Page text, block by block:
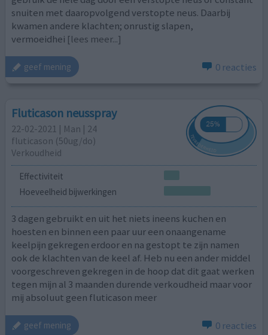
snuiten met daaropvolgend verstopte neus. Daarbij
kwamen andere klachten; onrustig slapen,
vermoeidhei [lees meer...]
geef mening 0 reacties
Fluticason neusspray
22-02-2021 | Man | 24
fluticason (50ug/do)
Verkoudheid
Effectiviteit
Hoeveelheid bijwerkingen
3 dagen gebruikt en uit het niets ineens kuchen en
hoesten en binnen een paar uur een onaangename
keelpijn gekregen erdoor en na gestopt te zijn namen
ook de klachten van de keel af. Heb nu een ander middel
voorgeschreven gekregen in de hoop dat dit gaat werken
tegen mijn al 3 maanden durende verkoudheid maar voor
mij absoluut geen fluticason meer
geef mening 0 reacties